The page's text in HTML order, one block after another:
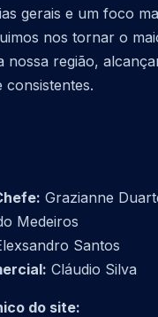
gerais e um foco
nos tornar o
nossa região,
consistentes.
Grazianne
Medeiros
Santos
Cláudio Silva
do site: